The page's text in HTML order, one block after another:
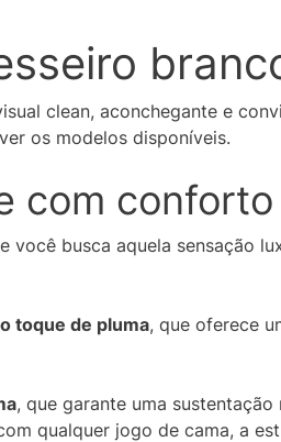
clean, aconchegante e
os modelos disponíveis.
com conforto
busca aquela sensação
toque de pluma, que oferece
, que garante uma
qualquer jogo de cama, a